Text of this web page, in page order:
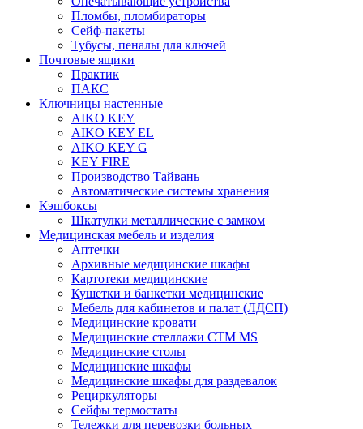
Пломбы, пломбираторы
Сейф-пакеты
Тубусы, пеналы для ключей
Почтовые ящики
Практик
ПАКС
Ключницы настенные
AIKO KEY
AIKO KEY EL
AIKO KEY G
KEY FIRE
Производство Тайвань
Автоматические системы хранения
Кэшбоксы
Шкатулки металлические с замком
Медицинская мебель и изделия
Аптечки
Архивные медицинские шкафы
Картотеки медицинские
Кушетки и банкетки медицинские
Мебель для кабинетов и палат (ЛДСП)
Медицинские кровати
Медицинские стеллажи CTM MS
Медицинские столы
Медицинские шкафы
Медицинские шкафы для раздевалок
Рециркуляторы
Сейфы термостаты
Тележки для перевозки больных